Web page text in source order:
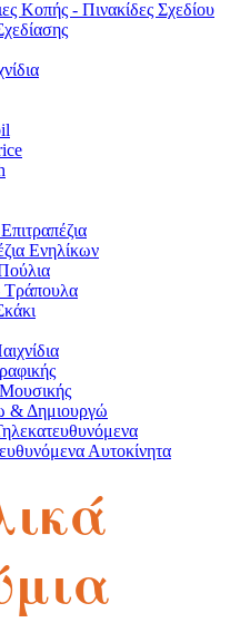
Κοπής - Πινακίδες Σχεδίου
Ενηλίκων
Τράπουλα
& Δημιουργώ
Αυτοκίνητα
Ρούμπικ